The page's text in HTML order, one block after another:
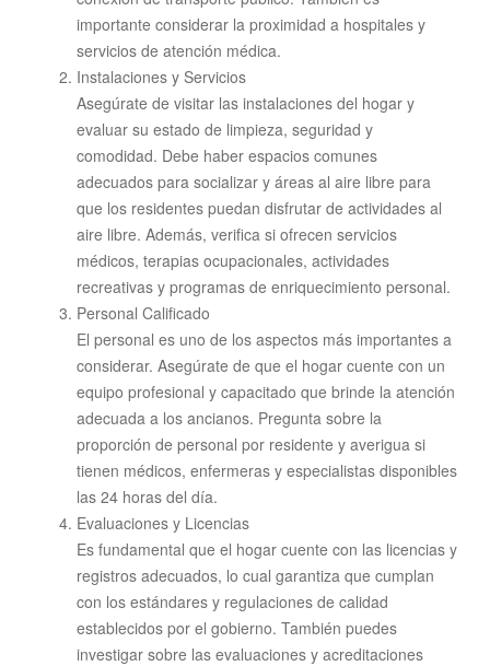
importante considerar la proximidad a hospitales y
servicios de atención médica.
Instalaciones y Servicios
Asegúrate de visitar las instalaciones del hogar y
evaluar su estado de limpieza, seguridad y
comodidad. Debe haber espacios comunes
adecuados para socializar y áreas al aire libre para
que los residentes puedan disfrutar de actividades al
aire libre. Además, verifica si ofrecen servicios
médicos, terapias ocupacionales, actividades
recreativas y programas de enriquecimiento personal.
Personal Calificado
El personal es uno de los aspectos más importantes a
considerar. Asegúrate de que el hogar cuente con un
equipo profesional y capacitado que brinde la atención
adecuada a los ancianos. Pregunta sobre la
proporción de personal por residente y averigua si
tienen médicos, enfermeras y especialistas disponibles
las 24 horas del día.
Evaluaciones y Licencias
Es fundamental que el hogar cuente con las licencias y
registros adecuados, lo cual garantiza que cumplan
con los estándares y regulaciones de calidad
establecidos por el gobierno. También puedes
investigar sobre las evaluaciones y acreditaciones